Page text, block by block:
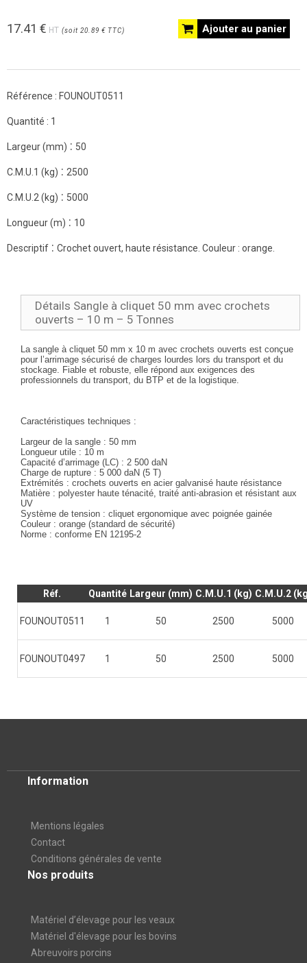
Ajouter au panier
17.41 € HT (soit 20.89 € TTC)
Référence : FOUNOUT0511
Quantité : 1
Largeur (mm) : 50
C.M.U.1 (kg) : 2500
C.M.U.2 (kg) : 5000
Longueur (m) : 10
Descriptif : Crochet ouvert, haute résistance. Couleur : orange.
Détails Sangle à cliquet 50 mm avec crochets
ouverts – 10 m – 5 Tonnes
La sangle à cliquet 50 mm x 10 m avec crochets ouverts est conçue
pour l’arrimage sécurisé de charges lourdes lors du transport et du
stockage. Fiable et robuste, elle répond aux exigences des
professionnels du transport, du BTP et de la logistique.
Caractéristiques techniques :
Largeur de la sangle : 50 mm
Longueur utile : 10 m
Capacité d’arrimage (LC) : 2 500 daN
Charge de rupture : 5 000 daN (5 T)
Extrémités : crochets ouverts en acier galvanisé haute résistance
Matière : polyester haute ténacité, traité anti-abrasion et résistant aux
UV
Système de tension : cliquet ergonomique avec poignée gainée
Couleur : orange (standard de sécurité)
Norme : conforme EN 12195-2
Réf. Quantité Largeur (mm) C.M.U.1 (kg) C.M.U.2
FOUNOUT0511 1 50 2500 5000
FOUNOUT0497 1 50 2500 5000
Information
Mentions légales
Contact
Conditions générales de vente
Nos produits
Matériel d’élevage pour les veaux
Matériel d'élevage pour les bovins
Abreuvoirs porcins